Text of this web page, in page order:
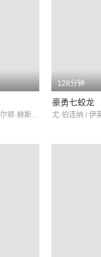
弗莱德·麦克莫瑞 / 查尔顿·赫斯顿 / 唐娜·里德
128分钟
豪勇七蛟龙